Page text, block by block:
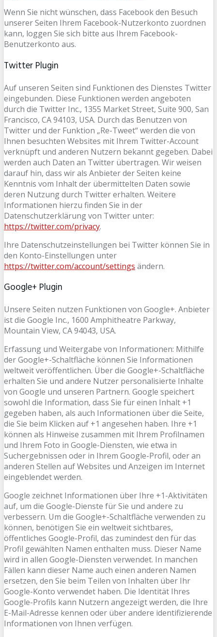
Wenn Sie nicht wünschen, dass Facebook den Besuch
unserer Seiten Ihrem Facebook-Nutzerkonto zuordnen
kann, loggen Sie sich bitte aus Ihrem Facebook-
Benutzerkonto aus.
Twitter Plugin
Auf unseren Seiten sind Funktionen des Dienstes Twitter
eingebunden. Diese Funktionen werden angeboten
durch die Twitter Inc., 1355 Market Street, Suite 900, San
Francisco, CA 94103, USA. Durch das Benutzen von
Twitter und der Funktion „Re-Tweet“ werden die von
Ihnen besuchten Websites mit Ihrem Twitter-Account
verknüpft und anderen Nutzern bekannt gegeben. Dabei
werden auch Daten an Twitter übertragen. Wir weisen
darauf hin, dass wir als Anbieter der Seiten keine
Kenntnis vom Inhalt der übermittelten Daten sowie
deren Nutzung durch Twitter erhalten. Weitere
Informationen hierzu finden Sie in der
Datenschutzerklärung von Twitter unter:
https://twitter.com/privacy.
Ihre Datenschutzeinstellungen bei Twitter können Sie in
den Konto-Einstellungen unter
https://twitter.com/account/settings ändern.
Google+ Plugin
Unsere Seiten nutzen Funktionen von Google+. Anbieter
ist die Google Inc., 1600 Amphitheatre Parkway,
Mountain View, CA 94043, USA.
Erfassung und Weitergabe von Informationen: Mithilfe
der Google+-Schaltfläche können Sie Informationen
weltweit veröffentlichen. Über die Google+-Schaltfläche
erhalten Sie und andere Nutzer personalisierte Inhalte
von Google und unseren Partnern. Google speichert
sowohl die Information, dass Sie für einen Inhalt +1
gegeben haben, als auch Informationen über die Seite,
die Sie beim Klicken auf +1 angesehen haben. Ihre +1
können als Hinweise zusammen mit Ihrem Profilnamen
und Ihrem Foto in Google-Diensten, wie etwa in
Suchergebnissen oder in Ihrem Google-Profil, oder an
anderen Stellen auf Websites und Anzeigen im Internet
eingeblendet werden.
Google zeichnet Informationen über Ihre +1-Aktivitäten
auf, um die Google-Dienste für Sie und andere zu
verbessern. Um die Google+-Schaltfläche verwenden zu
können, benötigen Sie ein weltweit sichtbares,
öffentliches Google-Profil, das zumindest den für das
Profil gewählten Namen enthalten muss. Dieser Name
wird in allen Google-Diensten verwendet. In manchen
Fällen kann dieser Name auch einen anderen Namen
ersetzen, den Sie beim Teilen von Inhalten über Ihr
Google-Konto verwendet haben. Die Identität Ihres
Google-Profils kann Nutzern angezeigt werden, die Ihre
E-Mail-Adresse kennen oder über andere identifizierende
Informationen von Ihnen verfügen.